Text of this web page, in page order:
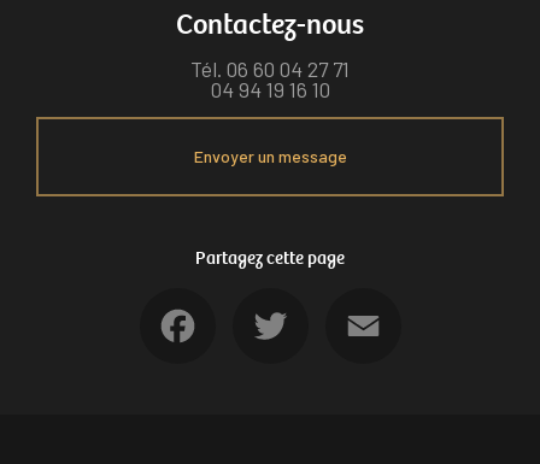
Contactez-nous
Tél. 06 60 04 27 71
04 94 19 16 10
Envoyer un message
Partagez cette page